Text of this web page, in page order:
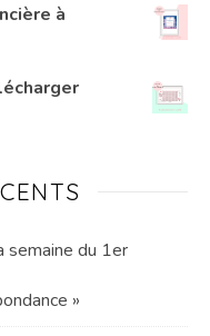
à
semaine du 1er
»